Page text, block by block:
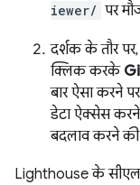
iewer/ पर
दर्शक के तौर पर,
क्लिक करके
बार ऐसा करने
डेटा ऐक्सेस
बदलाव करने की
Lighthouse के